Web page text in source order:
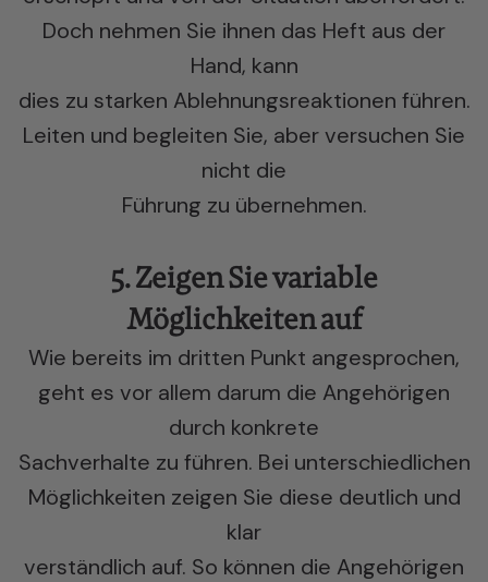
Doch nehmen Sie ihnen das Heft aus der
Hand, kann
dies zu starken Ablehnungsreaktionen führen.
Leiten und begleiten Sie, aber versuchen Sie
nicht die
Führung zu übernehmen.
5. Zeigen Sie variable
Möglichkeiten auf
Wie bereits im dritten Punkt angesprochen,
geht es vor allem darum die Angehörigen
durch konkrete
Sachverhalte zu führen. Bei unterschiedlichen
Möglichkeiten zeigen Sie diese deutlich und
klar
verständlich auf. So können die Angehörigen